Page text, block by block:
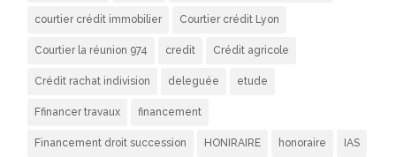
courtier crédit immobilier Courtier crédit Lyon
Courtier la réunion 974 credit Crédit agricole
Crédit rachat indivision deleguée etude
Ffinancer travaux financement
Financement droit succession HONIRAIRE honoraire IAS